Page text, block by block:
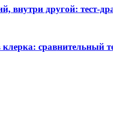
внутри другой: тест-
клерка: сравнительный